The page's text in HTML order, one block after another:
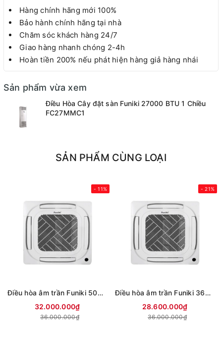
Hàng chính hãng mới 100%
Bảo hành chính hãng tại nhà
Chăm sóc khách hàng 24/7
Giao hàng nhanh chóng 2-4h
Hoàn tiền 200% nếu phát hiện hàng giả hàng nhái
Sản phẩm vừa xem
Điều Hòa Cây đặt sàn Funiki 27000 BTU 1 Chiều
FC27MMC1
SẢN PHẨM CÙNG LOẠI
- 11%
Điều hòa âm trần Funiki 50000BTU inverter CIC50MMC
32.000.000₫
36.000.000₫
- 21%
Điều hòa âm trần Funiki 36000BTU inverter CIC36MMC
28.600.000₫
36.000.000₫